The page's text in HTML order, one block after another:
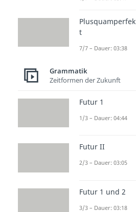
Plusquamperfek
t
7/7 – Dauer: 03:38
Grammatik
Zeitformen der Zukunft
Futur 1
1/3 – Dauer: 04:44
Futur II
2/3 – Dauer: 03:05
Futur 1 und 2
3/3 – Dauer: 03:18